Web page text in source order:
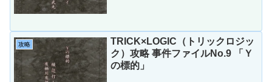
攻略
TRICK×LOGIC（トリックロジッ
ク）攻略 事件ファイルNo.9 「Ｙ
の標的」